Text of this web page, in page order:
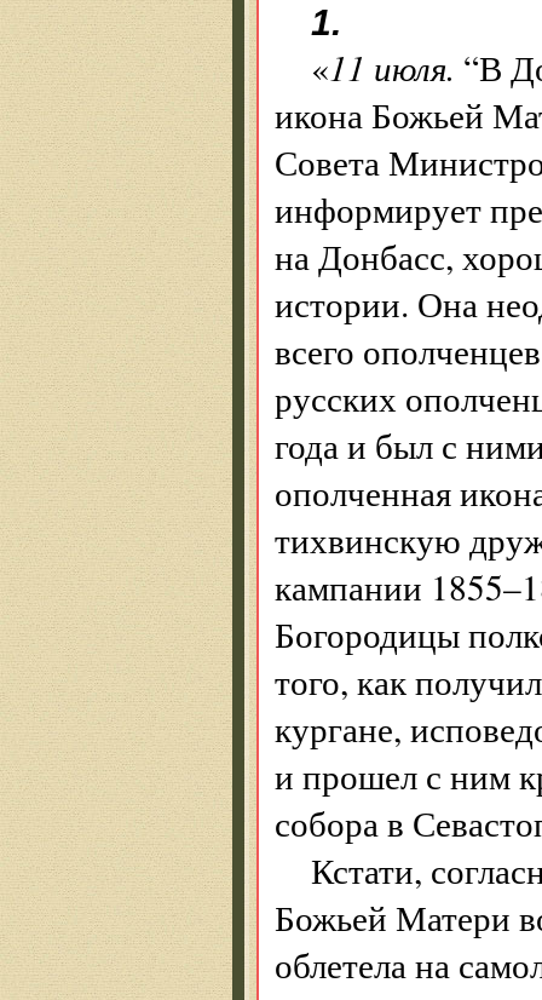
1.
«11 июля. “В
икона Божьей
Совета
информирует
на Донбасс,
истории. Она
всего
русских
года и был с
ополченная
тихвинскую
кампании
Богородицы
того, как
кургане,
и прошел с ним
собора в
Кстати,
Божьей Матери
облетела на